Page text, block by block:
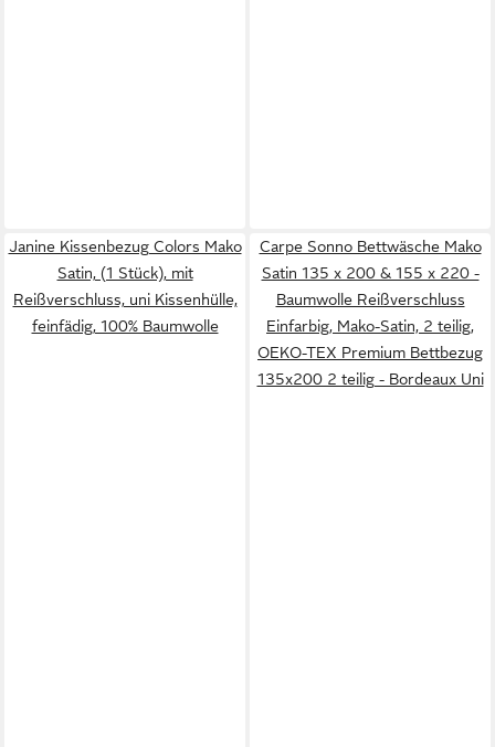
Janine Kissenbezug Colors Mako
Satin, (1 Stück), mit
Reißverschluss, uni Kissenhülle,
feinfädig, 100% Baumwolle
Carpe Sonno Bettwäsche Mako
Satin 135 x 200 & 155 x 220 -
Baumwolle Reißverschluss
Einfarbig, Mako-Satin, 2 teilig,
OEKO-TEX Premium Bettbezug
135x200 2 teilig - Bordeaux Uni